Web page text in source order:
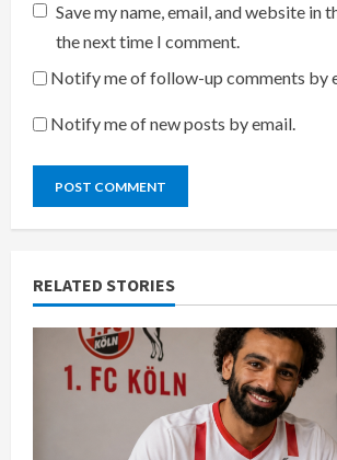
Save my name, email, and website in
the next time I comment.
Notify me of follow-up comments by
Notify me of new posts by email.
RELATED STORIES